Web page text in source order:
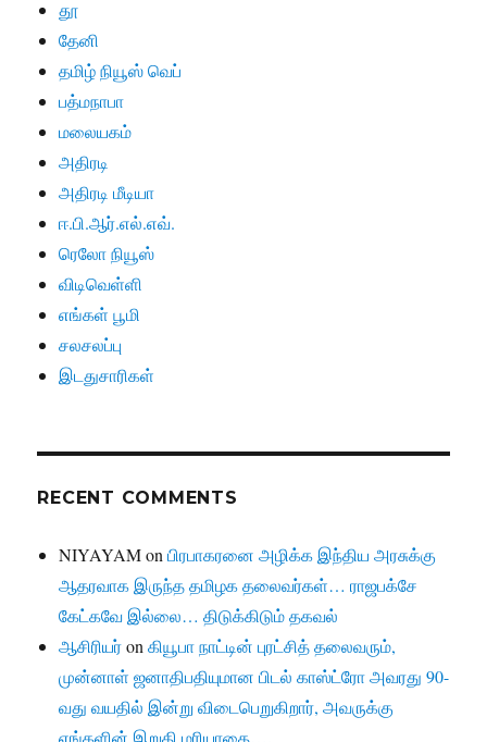
தூ
தேனி
தமிழ் நியூஸ் வெப்
பத்மநாபா
மலையகம்
அதிரடி
அதிரடி மீடியா
ஈ.பி.ஆர்.எல்.எவ்.
ரெலோ நியூஸ்
விடிவெள்ளி
எங்கள் பூமி
சலசலப்பு
இடதுசாரிகள்
RECENT COMMENTS
NIYAYAMonபிரபாகரனை அழிக்க இந்திய அரசுக்கு
ஆதரவாக இருந்த தமிழக தலைவர்கள்… ராஜபக்சே
கேட்கவே இல்லை… திடுக்கிடும் தகவல்
ஆசிரியர்onகியூபா நாட்டின் புரட்சித் தலைவரும்,
முன்னாள் ஜனாதிபதியுமான பிடல் காஸ்ட்ரோ அவரது 90-
வது வயதில் இன்று விடைபெறுகிறார், அவருக்கு
எங்களின் இறுதி மரியாதை….